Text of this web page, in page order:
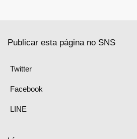
Publicar esta página no SNS
Twitter
Facebook
LINE